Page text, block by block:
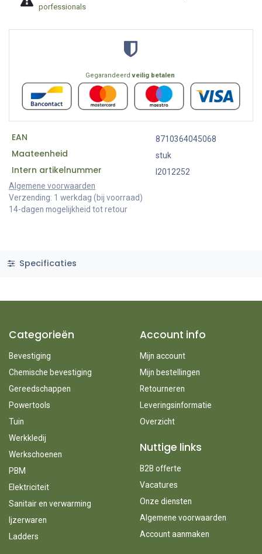
porfessionals
Gegarandeerdveilig betalen
EAN 8710364045068
Maateenheid stuk
Intern artikelnummer
I2012252
Algemene voorwaarden
Verzending: 1 werkdag (bij voorraad)
14-dagen mogelijkheid tot retour
Specificaties
Categorieën
Bevestiging
Chemische bevestiging
Gereedschappen
Powertools
Tuin
Werkkledij
Werkschoenen
PBM
Elektriciteit
Sanitair en verwarming
Ijzerwaren
Ladders
Account info
Mijn account
Mijn bestellingen
Retourneren
Leveringsinformatie
Overzicht
Nuttige links
B2B offerte
Vacatures
Onze diensten
Algemene voorwaarden
Account aanmaken